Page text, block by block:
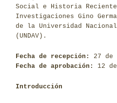
Social e Historia
Investigaciones Gino
de la Universidad
(UNDAV).
Fecha de recepción: 27 de
Fecha de aprobación:
12
Introducción